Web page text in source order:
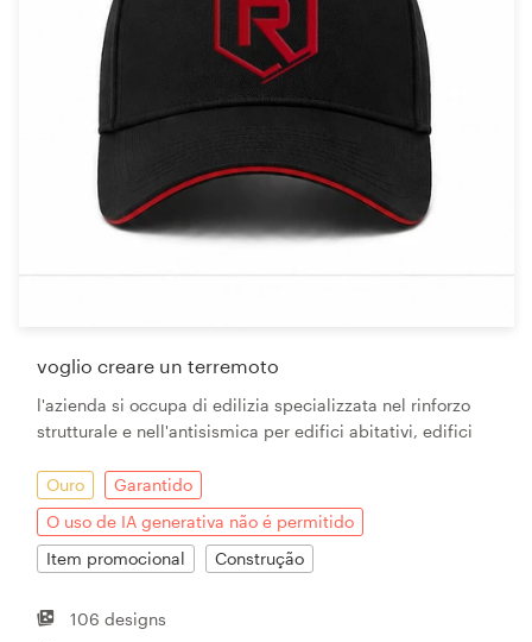
voglio creare un terremoto
l'azienda si occupa di edilizia specializzata nel rinforzo
strutturale e nell'antisismica per edifici abitativi, edifici
Ouro
Garantido
O uso de IA generativa não é permitido
Item promocional
Construção
106 designs